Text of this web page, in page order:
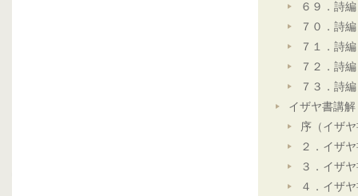
６９．詩
７０．詩
７１．詩
７２．詩
７３．詩
イザヤ書講解
序（イザ
２．イザ
３．イザ
４．イザ